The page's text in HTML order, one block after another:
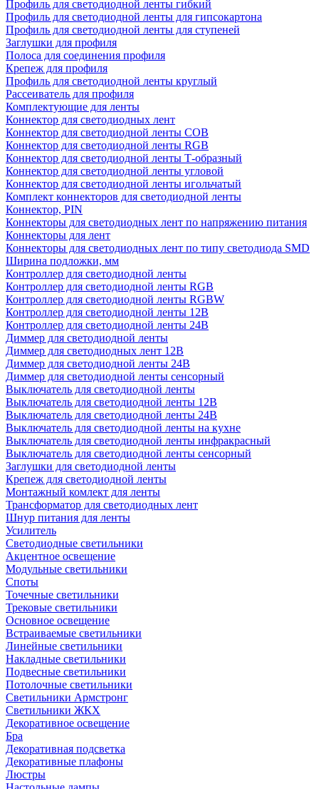
Профиль для светодиодной ленты гибкий
Профиль для светодиодной ленты для гипсокартона
Профиль для светодиодной ленты для ступеней
Заглушки для профиля
Полоса для соединения профиля
Крепеж для профиля
Профиль для светодиодной ленты круглый
Рассеиватель для профиля
Комплектующие для ленты
Коннектор для светодиодных лент
Коннектор для светодиодной ленты COB
Коннектор для светодиодной ленты RGB
Коннектор для светодиодной ленты Т-образный
Коннектор для светодиодной ленты угловой
Коннектор для светодиодной ленты игольчатый
Комплект коннекторов для светодиодной ленты
Коннектор, PIN
Коннекторы для светодиодных лент по напряжению питания
Коннекторы для лент
Коннекторы для светодиодных лент по типу светодиода SMD
Ширина подложки, мм
Контроллер для светодиодной ленты
Контроллер для светодиодной ленты RGB
Контроллер для светодиодной ленты RGBW
Контроллер для светодиодной ленты 12В
Контроллер для светодиодной ленты 24В
Диммер для светодиодной ленты
Диммер для светодиодных лент 12В
Диммер для светодиодной ленты 24В
Диммер для светодиодной ленты сенсорный
Выключатель для светодиодной ленты
Выключатель для светодиодной ленты 12В
Выключатель для светодиодной ленты 24В
Выключатель для светодиодной ленты на кухне
Выключатель для светодиодной ленты инфракрасный
Выключатель для светодиодной ленты сенсорный
Заглушки для светодиодной ленты
Крепеж для светодиодной ленты
Монтажный комлект для ленты
Трансформатор для светодиодных лент
Шнур питания для ленты
Усилитель
Светодиодные светильники
Акцентное освещение
Модульные светильники
Споты
Точечные светильники
Трековые светильники
Основное освещение
Встраиваемые светильники
Линейные светильники
Накладные светильники
Подвесные светильники
Потолочные светильники
Светильники Армстронг
Светильники ЖКХ
Декоративное освещение
Бра
Декоративная подсветка
Декоративные плафоны
Люстры